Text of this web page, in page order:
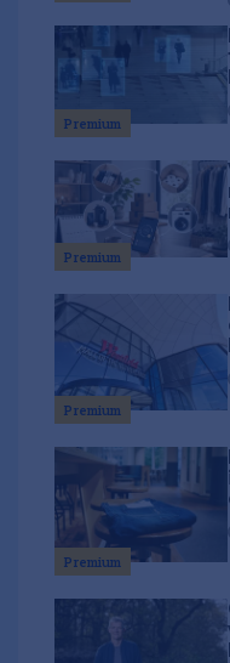
Premium
Premium
Premium
Premium